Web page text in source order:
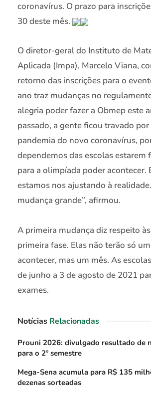
coronavírus. O prazo para
30 deste mês.
O diretor-geral do Instituto de
Aplicada (Impa), Marcelo Viana,
retorno das inscrições para o
ano traz mudanças no
alegria poder fazer a Obmep este
passado, a gente ficou travado
pandemia do novo coronavírus,
dependemos das escolas estarem
para a olimpíada poder acontecer.
estamos nos ajustando à
mudança grande”, afirmou.
A primeira mudança diz respeito
primeira fase. Elas não terão só
acontecer, mas um mês. As
de junho a 3 de agosto de 2021
exames.
Notícias Relacionadas
Prouni 2026: divulgado resultado de
para o 2º semestre
Mega-Sena acumula para R$ 135
dezenas sorteadas